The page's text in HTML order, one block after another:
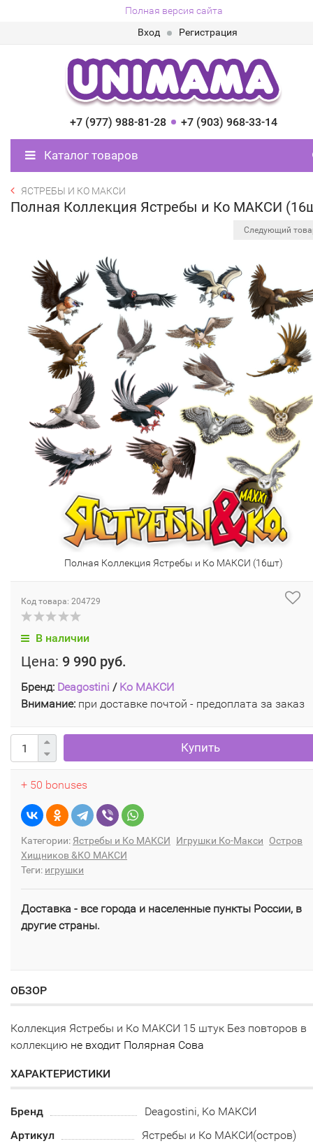
Полная версия сайта
Вход
Регистрация
+7 (977) 988-81-28 +7 (903) 968-33-14
Каталог товаров
ЯСТРЕБЫ И КО МАКСИ
Полная Коллекция Ястребы и Ко МАКСИ
Следующий
Полная Коллекция Ястребы и Ко МАКСИ (16шт)
Код товара: 204729
В наличии
Цена: 9 990 руб.
Бренд: Deagostini / Ko МАКСИ
Внимание: при доставке почтой - предоплата за заказ
Купить
+ 50 bonuses
Категории: Ястребы и Ко МАКСИ Игрушки Ко-Макси
Остров
Хищников &КО МАКСИ
Теги: игрушки
Доставка - все города и населенные пункты России, в
другие страны.
ОБЗОР
Коллекция Ястребы и Ко МАКСИ 15 штук Без повторов в
коллекцию не входит Полярная Сова
ХАРАКТЕРИСТИКИ
Бренд
Deagostini, Ko МАКСИ
Артикул
Ястребы и Ко МАКСИ(остров)